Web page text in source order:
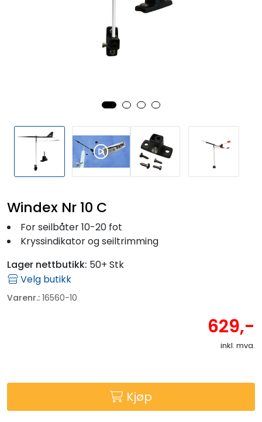
Windex Nr 10 C
For seilbåter 10-20 fot
Kryssindikator og seiltrimming
Lager nettbutikk: 50+ Stk
Velg butikk
Varenr.: 16560-10
629,-
inkl. mva.
Kjøp
Outlet
Kampanje